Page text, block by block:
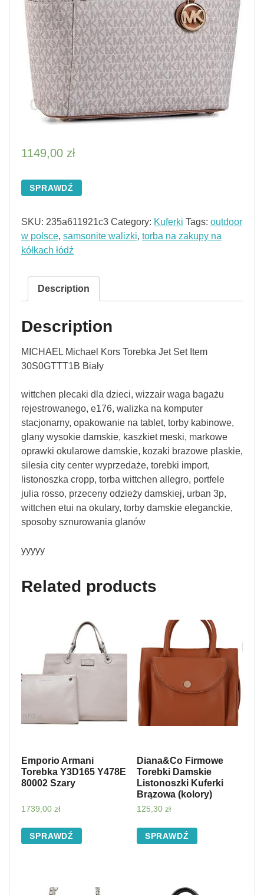
1149,00 zł
SPRAWDŹ
SKU: 235a611921c3 Category: Kuferki Tags: outdoor
w polsce, samsonite walizki, torba na zakupy na
kółkach łódź
Description
Description
MICHAEL Michael Kors Torebka Jet Set Item
30S0GTTT1B Biały
wittchen plecaki dla dzieci, wizzair waga bagażu
rejestrowanego, e176, walizka na komputer
stacjonarny, opakowanie na tablet, torby kabinowe,
glany wysokie damskie, kaszkiet meski, markowe
oprawki okularowe damskie, kozaki brazowe plaskie,
silesia city center wyprzedaże, torebki import,
listonoszka cropp, torba wittchen allegro, portfele
julia rosso, przeceny odzieży damskiej, urban 3p,
wittchen etui na okulary, torby damskie eleganckie,
sposoby sznurowania glanów
yyyyy
Related products
Emporio Armani
Torebka Y3D165 Y478E
80002 Szary
1739,00 zł
SPRAWDŹ
Diana&Co Firmowe
Torebki Damskie
Listonoszki Kuferki
Brązowa (kolory)
125,30 zł
SPRAWDŹ